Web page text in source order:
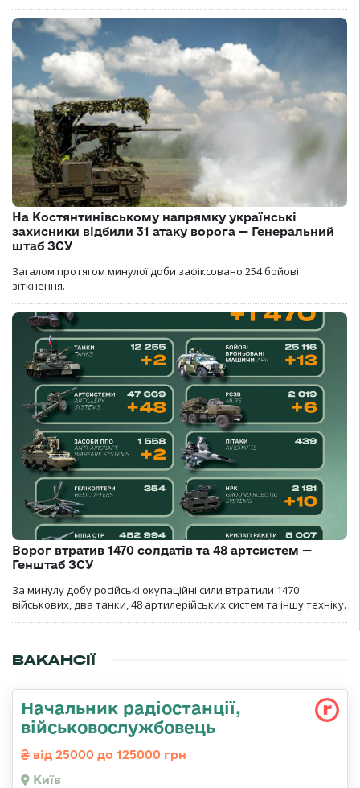
На Костянтинівському напрямку українські
захисники відбили 31 атаку ворога — Генеральний
штаб ЗСУ
Загалом протягом минулої доби зафіксовано 254 бойові
зіткнення.
Ворог втратив 1470 солдатів та 48 артсистем —
Генштаб ЗСУ
За минулу добу російські окупаційні сили втратили 1470
військових, два танки, 48 артилерійських систем та іншу техніку.
ВАКАНСІЇ
Начальник радіостанції,
військовослужбовець
від 25000 до 125000 грн
Київ